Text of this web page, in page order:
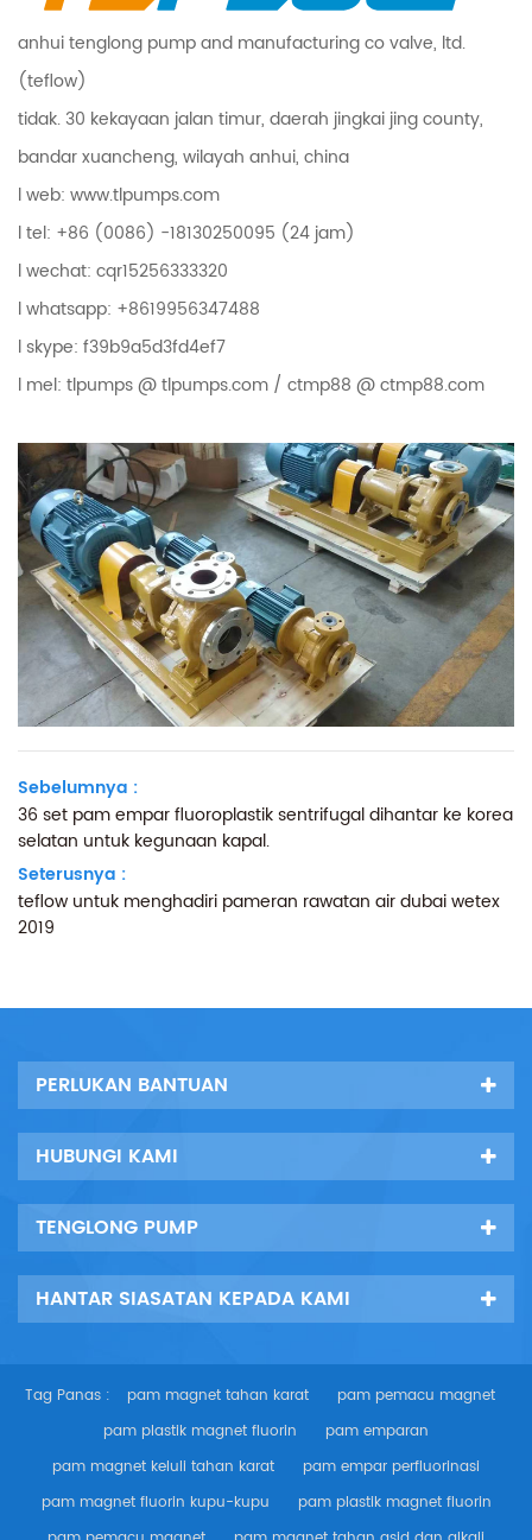
anhui tenglong pump and manufacturing co valve, ltd.
(teflow)
tidak. 30 kekayaan jalan timur, daerah jingkai jing county,
bandar xuancheng, wilayah anhui, china
l web: www.tlpumps.com
l tel: +86 (0086) -18130250095 (24 jam)
l wechat: cqr15256333320
l whatsapp: +8619956347488
l skype: f39b9a5d3fd4ef7
l mel: tlpumps @ tlpumps.com / ctmp88 @ ctmp88.com
Sebelumnya :
36 set pam empar fluoroplastik sentrifugal dihantar ke korea
selatan untuk kegunaan kapal.
Seterusnya :
teflow untuk menghadiri pameran rawatan air dubai wetex
2019
PERLUKAN BANTUAN
HUBUNGI KAMI
TENGLONG PUMP
HANTAR SIASATAN KEPADA KAMI
Tag Panas : pam magnet tahan karat
pam pemacu magnet
pam plastik magnet fluorin
pam emparan
pam magnet keluli tahan karat
pam empar perfluorinasi
pam magnet fluorin kupu-kupu
pam plastik magnet fluorin